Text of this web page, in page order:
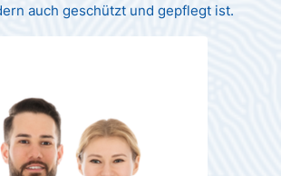
auch geschützt und gepflegt ist.